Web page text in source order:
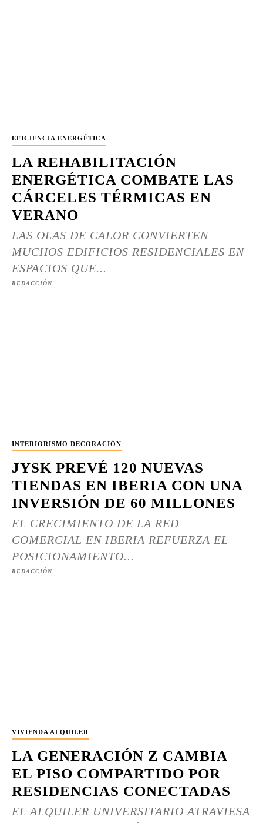
EFICIENCIA ENERGÉTICA
LA REHABILITACIÓN
ENERGÉTICA COMBATE LAS
CÁRCELES TÉRMICAS EN
VERANO
LAS OLAS DE CALOR CONVIERTEN
MUCHOS EDIFICIOS RESIDENCIALES EN
ESPACIOS QUE...
REDACCIÓN
INTERIORISMO DECORACIÓN
JYSK PREVÉ 120 NUEVAS
TIENDAS EN IBERIA CON UNA
INVERSIÓN DE 60 MILLONES
EL CRECIMIENTO DE LA RED
COMERCIAL EN IBERIA REFUERZA EL
POSICIONAMIENTO...
REDACCIÓN
VIVIENDA ALQUILER
LA GENERACIÓN Z CAMBIA
EL PISO COMPARTIDO POR
RESIDENCIAS CONECTADAS
EL ALQUILER UNIVERSITARIO ATRAVIESA